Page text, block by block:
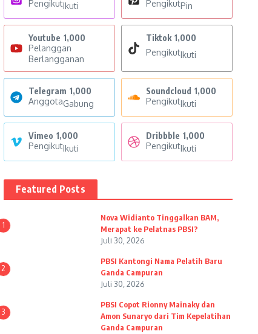
PengikutIkuti
PengikutPin
Youtube 1,000
Pelanggan
Berlangganan
Tiktok 1,000
PengikutIkuti
Telegram 1,000
AnggotaGabung
Soundcloud 1,000
PengikutIkuti
Vimeo 1,000
PengikutIkuti
Dribbble 1,000
PengikutIkuti
Featured Posts
1
Nova Widianto Tinggalkan BAM,
Merapat ke Pelatnas PBSI?
Juli 30, 2026
2
PBSI Kantongi Nama Pelatih Baru
Ganda Campuran
Juli 30, 2026
3
PBSI Copot Rionny Mainaky dan
Amon Sunaryo dari Tim Kepelatihan
Ganda Campuran